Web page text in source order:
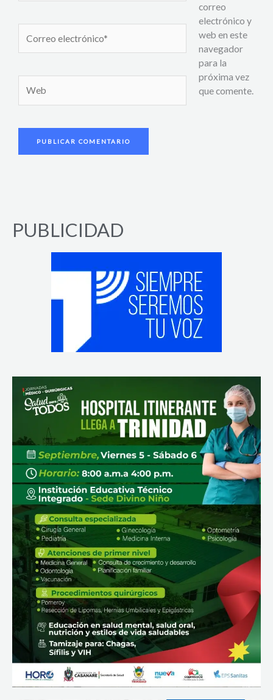
electrónico*
correo
electrónico y
web en este
navegador
para la
próxima vez
que comente.
PUBLICIDAD